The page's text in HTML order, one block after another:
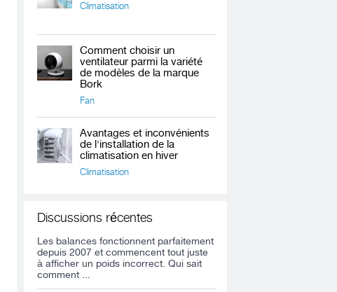
Climatisation
Comment choisir un
ventilateur parmi la variété
de modèles de la marque
Bork
Fan
Avantages et inconvénients
de l'installation de la
climatisation en hiver
Climatisation
Discussions récentes
Les balances fonctionnent parfaitement
depuis 2007 et commencent tout juste
à afficher un poids incorrect. Qui sait
comment ...